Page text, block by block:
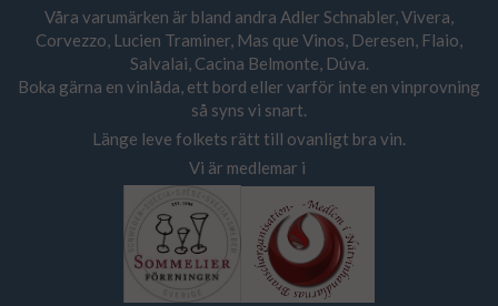
Våra varumärken är bland andra Adler Schnabler, Vivera,
Corvezzo, Lucien Traminer, Mas que Vinos, Deresen, Flaio,
Salvalai, Cacina Belmonte, Dúva.
Boka gärna en vinlåda, ett bord eller varför inte en vinprovning
så syns vi snart.
Länge leve folkets rätt till ovanligt bra vin.
Vi är medlemar i